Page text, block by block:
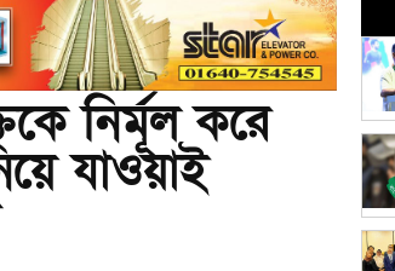
নির্মূল করে
যাওয়াই